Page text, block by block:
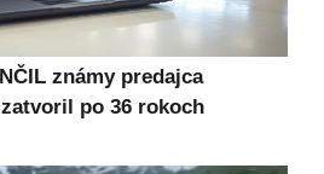
známy predajca
po 36 rokoch